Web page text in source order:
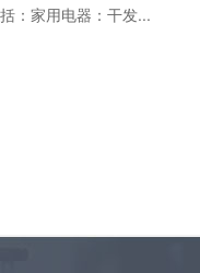
括：家用电器：干发...